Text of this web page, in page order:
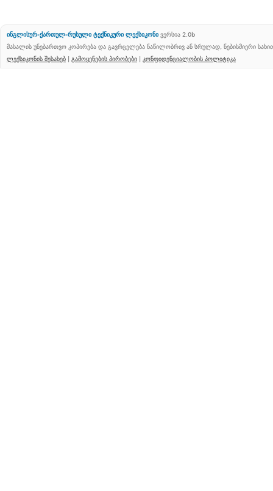
ინგლისურ-ქართულ-რუსული ტექნიკური ლექსიკონი ვერსია 2.0b
მასალის უნებართვო კოპირება და გავრცელება ნაწილობრივ ან სრულად, ნებისმიერი
ლექსიკონის შესახებ | გამოყენების პირობები | კონფიდენციალობის პოლიტიკა